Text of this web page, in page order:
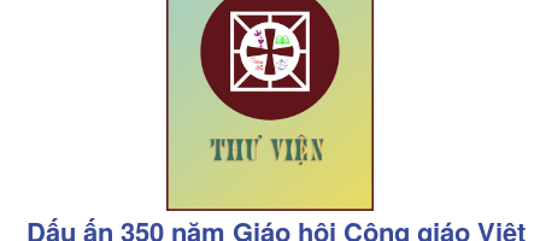
Dấu ấn 350 năm Giáo hội Công giáo Việt